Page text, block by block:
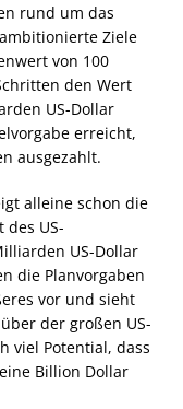
rund um das
Ziele
von 100
den Wert
US-Dollar
erreicht,
ausgezahlt.
alleine schon die
des US-
US-Dollar
die Planvorgaben
vor und sieht
der großen US-
viel Potential, dass
Billion Dollar